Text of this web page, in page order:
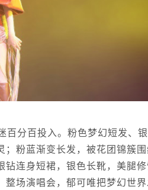
分百投入。粉色梦幻短发、
粉蓝渐变长发，被花团锦簇
连身短裙，银色长靴，美腿
场演唱会，郁可唯把梦幻世